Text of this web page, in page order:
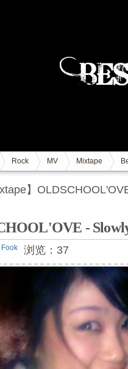
Rock MV Mixtape
】
-
浏览：37